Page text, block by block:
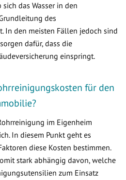
das Wasser in den
des
In den meisten Fällen jedoch sind
dafür, dass die
einspringt.
für den
im Eigenheim
In diesem Punkt geht es
diese Kosten bestimmen.
stark abhängig davon, welche
zum Einsatz